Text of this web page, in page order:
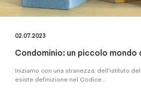
02.07.2023
Condominio: un piccolo mondo
Iniziamo con una stranezza, dell'istituto
esiste definizione nel Codice...